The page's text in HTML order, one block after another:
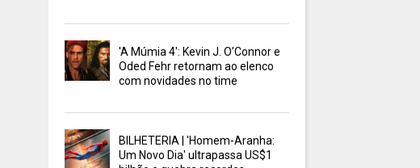
'A Múmia 4': Kevin J. O’Connor e
Oded Fehr retornam ao elenco
com novidades no time
BILHETERIA | 'Homem-Aranha:
Um Novo Dia' ultrapassa US$1